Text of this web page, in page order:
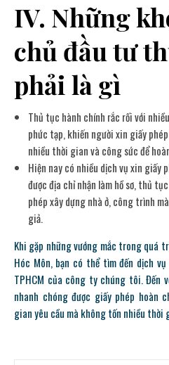
IV. Những
chủ đầu tư
phải là gì
Thủ tục hành chính rắc rối với
phức tạp, khiến người xin giấy
nhiều thời gian và công sức để
Hiện nay có nhiều dịch vụ xin giấy
được địa chỉ nhận làm hồ sơ, thủ
phép xây dựng nhà ở, công trình
giả.
Khi gặp những vướng mắc trong quá
Hóc Môn, bạn có thể tìm đến dịch
TPHCM của công ty chúng tôi. Đến
nhanh chóng được giấy phép hoàn
gian yêu cầu mà không tốn nhiều thời